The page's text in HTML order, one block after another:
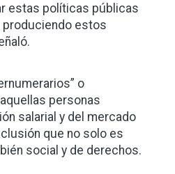
estas políticas públicas
produciendo estos
o
personas
salarial y del mercado
que no solo es
social y de derechos.